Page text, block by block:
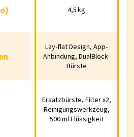
4,5 kg
Lay-flat Design, App-
Anbindung,
Ersatzbürste, Filter
x2,
Reinigungswerkzeug,
4,5 kg
Lay-flat Design, App-
Anbindung, DualBlock-
Bürste
Ersatzbürste, Filter x2,
Reinigungswerkzeug,
500 ml Flüssigkeit